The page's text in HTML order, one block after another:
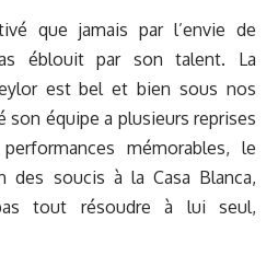
que jamais par l’envie de
éblouit par son talent. La
est bel et bien sous nos
son équipe a plusieurs reprises
mémorables, le
des soucis à la Casa Blanca,
tout résoudre à lui seul,